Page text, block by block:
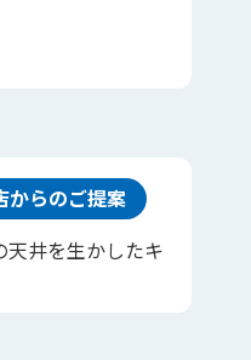
からのご提案
天井を生かしたキ